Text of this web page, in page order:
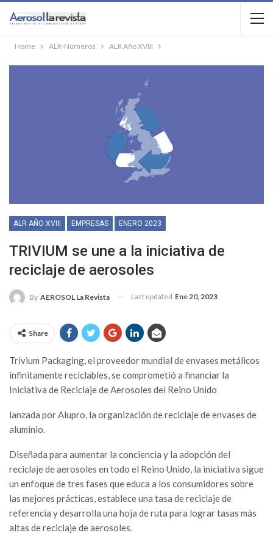
Home ALR-Números ALR Año XVIII
ALR AÑO XVIII EMPRESAS ENERO 2023
TRIVIUM se une a la iniciativa de
reciclaje de aerosoles
By AEROSOL La Revista Last updated Ene 20, 2023
Share
Trivium Packaging, el proveedor mundial de envases metálicos
infinitamente reciclables, se comprometió a financiar la
Iniciativa de Reciclaje de Aerosoles del Reino Unido
lanzada por Alupro, la organización de reciclaje de envases de
aluminio.
Diseñada para aumentar la conciencia y la adopción del
reciclaje de aerosoles en todo el Reino Unido, la iniciativa sigue
un enfoque de tres fases que educa a los consumidores sobre
las mejores prácticas, establece una tasa de reciclaje de
referencia y desarrolla una hoja de ruta para lograr tasas más
altas de reciclaje de aerosoles.